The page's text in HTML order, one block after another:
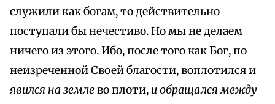
служили как богам, то действительно
поступали бы нечестиво. Но мы не делаем
ничего из этого. Ибо, после того как Бог, по
неизреченной Своей благости, воплотился и
явился на землево плоти, и обращался между